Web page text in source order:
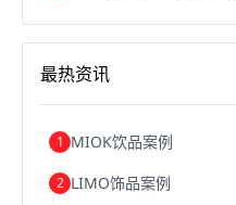
跨境电商关税
跨境电商建站
浙江跨境电商宁波跨境电
跨境电商优势跨境电商的
最热资讯
1 MIOK饮品案例
2 LIMO饰品案例